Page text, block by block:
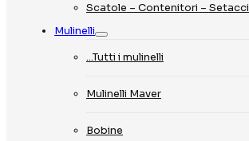
Scatole – Contenitori – Setacci
Mulinelli
…Tutti i mulinelli
Mulinelli Maver
Bobine